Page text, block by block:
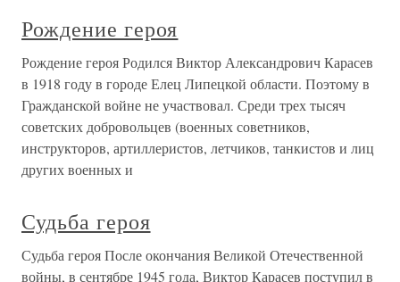
Рождение героя
Рождение героя Родился Виктор Александрович Карасев
в 1918 году в городе Елец Липецкой области. Поэтому в
Гражданской войне не участвовал. Среди трех тысяч
советских добровольцев (военных советников,
инструкторов, артиллеристов, летчиков, танкистов и лиц
других военных и
Судьба героя
Судьба героя После окончания Великой Отечественной
войны, в сентябре 1945 года, Виктор Карасев поступил в